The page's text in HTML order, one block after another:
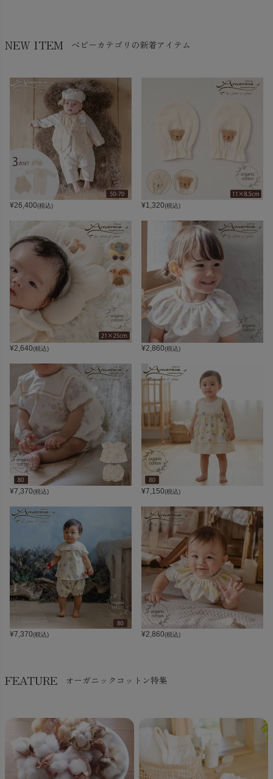
NEW ITEM ベビーカテゴリの新着アイテム
¥26,400(税込) ¥1,320(税込)
¥2,640(税込) ¥2,860(税込)
¥7,370(税込) ¥7,150(税込)
¥7,370(税込) ¥2,860(税込)
FEATURE オーガニックコットン特集